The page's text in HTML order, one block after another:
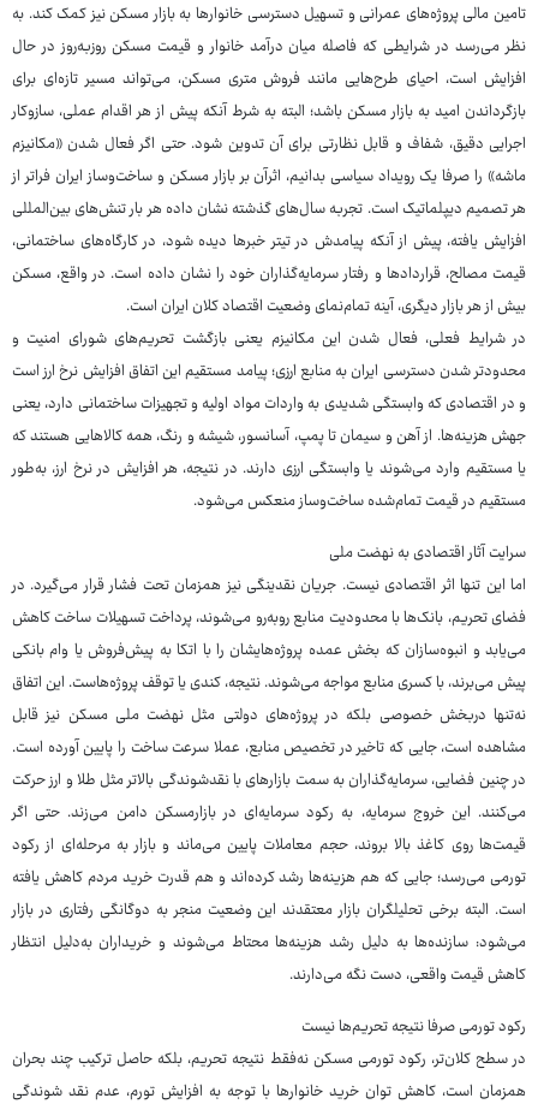
تامین مالی پروژه‌های عمرانی و تسهیل دسترسی خانوارها به بازار مسکن نیز کمک کند. به
نظر می‌رسد در شرایطی که فاصله میان درآمد خانوار و قیمت مسکن روزبه‌روز در حال
افزایش است، احیای طرح‌هایی مانند فروش متری مسکن، می‌تواند مسیر تازه‌ای برای
بازگرداندن امید به بازار مسکن باشد؛ البته به شرط آنکه پیش از هر اقدام عملی، سازوکار
اجرایی دقیق، شفاف و قابل نظارتی برای آن تدوین شود. حتی اگر فعال شدن «مکانیزم
ماشه» را صرفا یک رویداد سیاسی بدانیم، اثرآن بر بازار مسکن و ساخت‌وساز ایران فراتر از
هر تصمیم دیپلماتیک است. تجربه‌ سال‌های گذشته نشان داده هر بار تنش‌های بین‌المللی
افزایش یافته، پیش از آنکه پیامدش در تیتر خبرها دیده شود، در کارگاه‌های ساختمانی،
قیمت مصالح، قراردادها و رفتار سرمایه‌گذاران خود را نشان داده است. در واقع، مسکن
بیش از هر بازار دیگری، آینه‌ تمام‌نمای وضعیت اقتصاد کلان ایران است.
در شرایط فعلی، فعال شدن این مکانیزم یعنی بازگشت تحریم‌های شورای امنیت و
محدودتر شدن دسترسی ایران به منابع ارزی؛ پیامد مستقیم این اتفاق افزایش نرخ ارز است
و در اقتصادی که وابستگی شدیدی به واردات مواد اولیه و تجهیزات ساختمانی دارد، یعنی
جهش هزینه‌ها. از آهن و سیمان تا پمپ، آسانسور، شیشه و رنگ، همه کالاهایی هستند که
یا مستقیم وارد می‌شوند یا وابستگی ارزی دارند. در نتیجه، هر افزایش در نرخ ارز، به‌طور
مستقیم در قیمت تمام‌شده ساخت‌وساز منعکس می‌شود.
سرایت آثار اقتصادی به نهضت ملی
اما این تنها اثر اقتصادی نیست. جریان نقدینگی نیز همزمان تحت فشار قرار می‌گیرد. در
فضای تحریم، بانک‌ها با محدودیت منابع روبه‌رو می‌شوند، پرداخت تسهیلات ساخت کاهش
می‌یابد و انبوه‌سازان که بخش عمده پروژه‌هایشان را با اتکا به پیش‌فروش یا وام بانکی
پیش می‌برند، با کسری منابع مواجه می‌شوند. نتیجه، کندی یا توقف پروژه‌هاست. این اتفاق
نه‌تنها دربخش خصوصی بلکه در پروژه‌های دولتی مثل نهضت ملی مسکن نیز قابل
مشاهده است، جایی که تاخیر در تخصیص منابع، عملا سرعت ساخت را پایین آورده است.
در چنین فضایی، سرمایه‌گذاران به سمت بازارهای با نقدشوندگی بالاتر مثل طلا و ارز حرکت
می‌کنند. این خروج سرمایه، به رکود سرمایه‌ای در بازارمسکن دامن می‌زند. حتی اگر
قیمت‌ها روی کاغذ بالا بروند، حجم معاملات پایین می‌ماند و بازار به مرحله‌ای از رکود
تورمی می‌رسد؛ جایی که هم هزینه‌ها رشد کرده‌اند و هم قدرت خرید مردم کاهش یافته
است. البته‌ برخی تحلیلگران بازار معتقدند این وضعیت منجر به دوگانگی رفتاری در بازار
می‌شود: سازنده‌ها به دلیل رشد هزینه‌ها محتاط می‌شوند و خریداران به‌دلیل انتظار
کاهش قیمت واقعی، دست نگه می‌دارند.
رکود تورمی صرفا نتیجه تحریم‌ها نیست
در سطح کلان‌تر، رکود تورمی مسکن نه‌فقط نتیجه تحریم، بلکه حاصل ترکیب چند بحران
همزمان است، کاهش توان خرید خانوارها با توجه به افزایش تورم، عدم نقد شوندگی